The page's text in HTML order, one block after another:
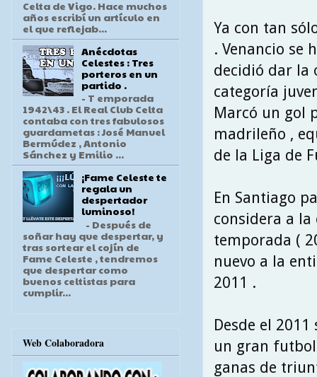
Ya con tan
. Venancio se
decidió dar la
categoría
Marcó un gol
madrileño ,
de la Liga de
En Santiago
considera a
temporada (
nuevo a la
2011 .
Desde el
un gran
ganas de
Celta de Vigo. Hace muchos
años escribí un artículo en
el que reflejab...
Anécdotas
Celestes : Tres
porteros en un
partido .
- T emporada
1942\43 . El Real Club Celta
contaba con tres fabulosos
guardametas : José Manuel
Bermúdez , Antonio
Sánchez y Emilio ...
¡Fame Celeste te
regala un
despertador
luminoso!
- Después de
soñar hay que despertar, y
tras sortear el cojín de
Fame Celeste , tendremos
que despertar como
buenos celtistas para
cumplir...
Web Colaboradora